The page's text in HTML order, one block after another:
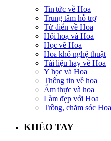
Tin tức về Hoa
Trung tâm hỗ trợ
Từ điển về Hoa
Hội hoạ và Hoa
Học vẽ Hoa
Hoa khô nghệ thuật
Tài liệu hay về Hoa
Y học và Hoa
Thông tin về hoa
Ẩm thực và hoa
Làm đẹp với Hoa
Trồng, chăm sóc Hoa
KHÉO TAY